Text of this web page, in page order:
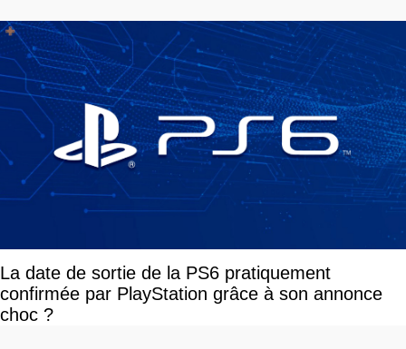
La date de sortie de la PS6 pratiquement
confirmée par PlayStation grâce à son annonce
choc ?